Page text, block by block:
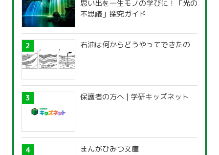
思い出を一生モノの学びに！「光の
不思議」探究ガイド
石油は何からどうやってできたの
保護者の方へ | 学研キッズネット
まんがひみつ文庫